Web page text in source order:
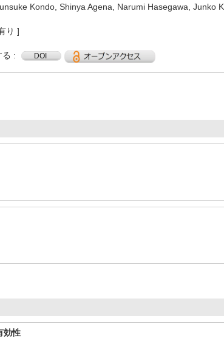
Kondo, Shinya Agena, Narumi Hasegawa, Junko
り ]
DOI
効性